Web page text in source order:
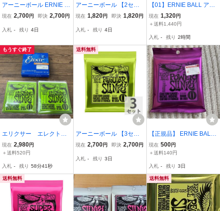
アーニーボール ERNIE B
ALL 2212 PRIMO SLINK
×3セット
現在 2,700円 即決 2,700円
入札 - 残り 4日
アーニーボール 【2セッ
ト】 ERNIE BALL 09-42
キギター弦
現在 1,820円 即決 1,820円
入札 - 残り 4日
【01】ERNIE BALL アー
ニーボール Super Slinky
ギター弦 中古 現状品 260
現在 1,320円
＋送料1,440円
入札 - 残り 2時間
もうすぐ終了
エリクサー エレクトリ
ックギターストリング
ス アーニーボール エ
弦
現在 2,980円
＋送料520円
入札 - 残り 58分40秒
送料無料
アーニーボール 【3セッ
ト】 ERNIE BALL 10-46
レキギター弦
現在 2,700円 即決 2,700円
入札 - 残り 3日
【正規品】 ERNIE BALL
ギター弦 パワースリンキ
ー (11-48) アーニーボー
現在 500円
＋送料140円
入札 - 残り 3日
送料無料 送料無料